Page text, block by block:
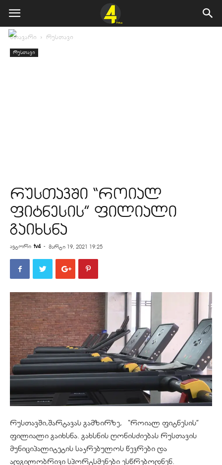
მთავარი რუსთავი
რუსთავი
რუსთავში “როიალ
ფიტნესის” ფილიალი
გაიხსნა
ავტორი tv4 - მარტი 19, 2021 19:25
რუსთავში,შარტავას გამზირზე, “როიალ ფიტნესის”
ფილიალი გაიხსნა. გახსნის ღონისძიებას რუსთავის
მუნიციპალიტეტის საკრებულოს წევრები და
ადგილობრივი სპორტსმენები ესწრებოდნენ.